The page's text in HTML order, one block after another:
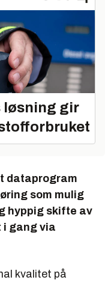
løsning gir
dataprogram
som mulig
hyppig skifte av
i gang via
kvalitet på